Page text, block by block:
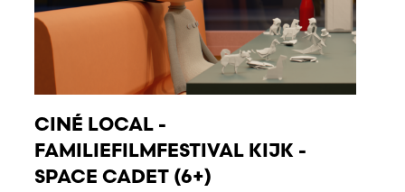
CINÉ LOCAL -
FAMILIEFILMFESTIVAL KIJK -
SPACE CADET (6+)